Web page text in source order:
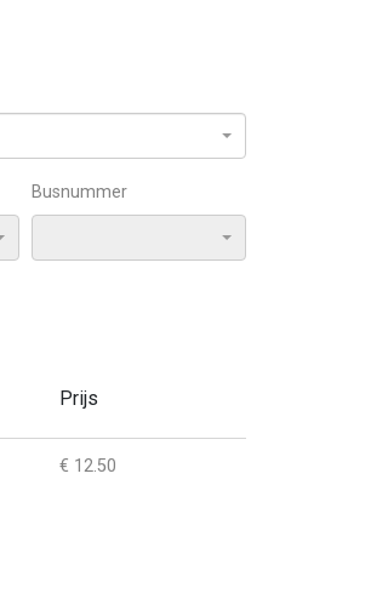
Busnummer
Prijs
€ 12.50